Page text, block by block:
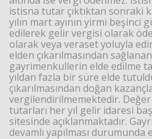
istisna tutar çıktıktan sonraki
yılın mart ayının yirmi beşinci
edilerek gelir vergisi olarak
olarak veya veraset yoluyla
elden çıkarılmasından
gayrimenkullerin elde edilme
yıldan fazla bir süre elde
çıkarılmasından doğan
vergilendirilmemektedir. Değer
tutarları her yıl gelir idaresi
sitesinde açıklanmaktadır.
devamlı yapılması